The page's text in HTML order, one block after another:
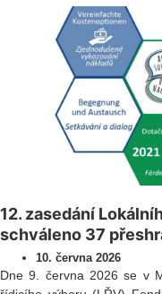
12. zasedání
schváleno 37
10. června 2026
Dne 9. června 2026 se v